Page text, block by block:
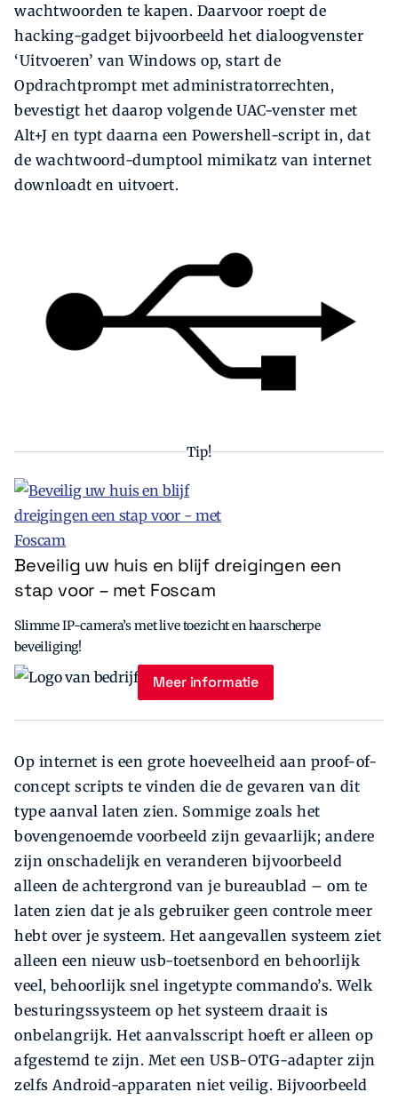
wachtwoorden te kapen. Daarvoor roept de
hacking-gadget bijvoorbeeld het dialoogvenster
‘Uitvoeren’ van Windows op, start de
Opdrachtprompt met administratorrechten,
bevestigt het daarop volgende UAC-venster met
Alt+J en typt daarna een Powershell-script in, dat
de wachtwoord-dumptool mimikatz van internet
downloadt en uitvoert.
Tip!
Beveilig uw huis en blijf dreigingen een
stap voor – met Foscam
Slimme IP-camera’s met live toezicht en haarscherpe
beveiliging!
Meer informatie
Op internet is een grote hoeveelheid aan proof-of-
concept scripts te vinden die de gevaren van dit
type aanval laten zien. Sommige zoals het
bovengenoemde voorbeeld zijn gevaarlijk; andere
zijn onschadelijk en veranderen bijvoorbeeld
alleen de achtergrond van je bureaublad – om te
laten zien dat je als gebruiker geen controle meer
hebt over je systeem. Het aangevallen systeem ziet
alleen een nieuw usb-toetsenbord en behoorlijk
veel, behoorlijk snel ingetypte commando’s. Welk
besturingssysteem op het systeem draait is
onbelangrijk. Het aanvalsscript hoeft er alleen op
afgestemd te zijn. Met een USB-OTG-adapter zijn
zelfs Android-apparaten niet veilig. Bijvoorbeeld